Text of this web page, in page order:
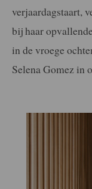
verjaardagstaart,
bij haar
in de vroege
Selena Gomez in